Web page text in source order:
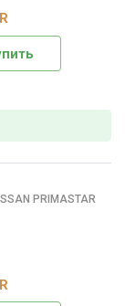
PRIMASTAR